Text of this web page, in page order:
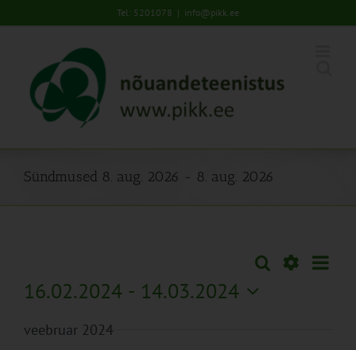
to
Tel: 5201078 | info@pikk.ee
Sündmused 8. aug. 2026 - 8. aug. 2026
Sündmused
Search
Otsi
16.02.2024 - 14.03.2024
kuupäev.
veebruar 2024